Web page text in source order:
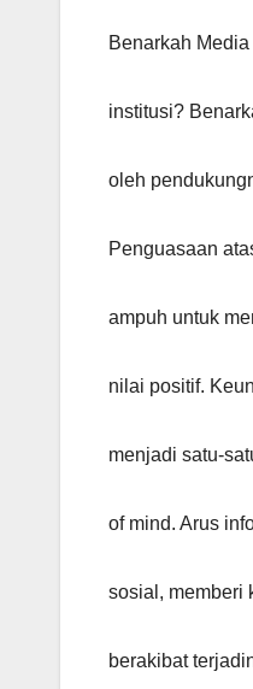
Benarkah
institusi?
oleh
Penguasaan
ampuh untuk
nilai positif.
menjadi satu-
of mind. Arus
sosial, memberi
berakibat